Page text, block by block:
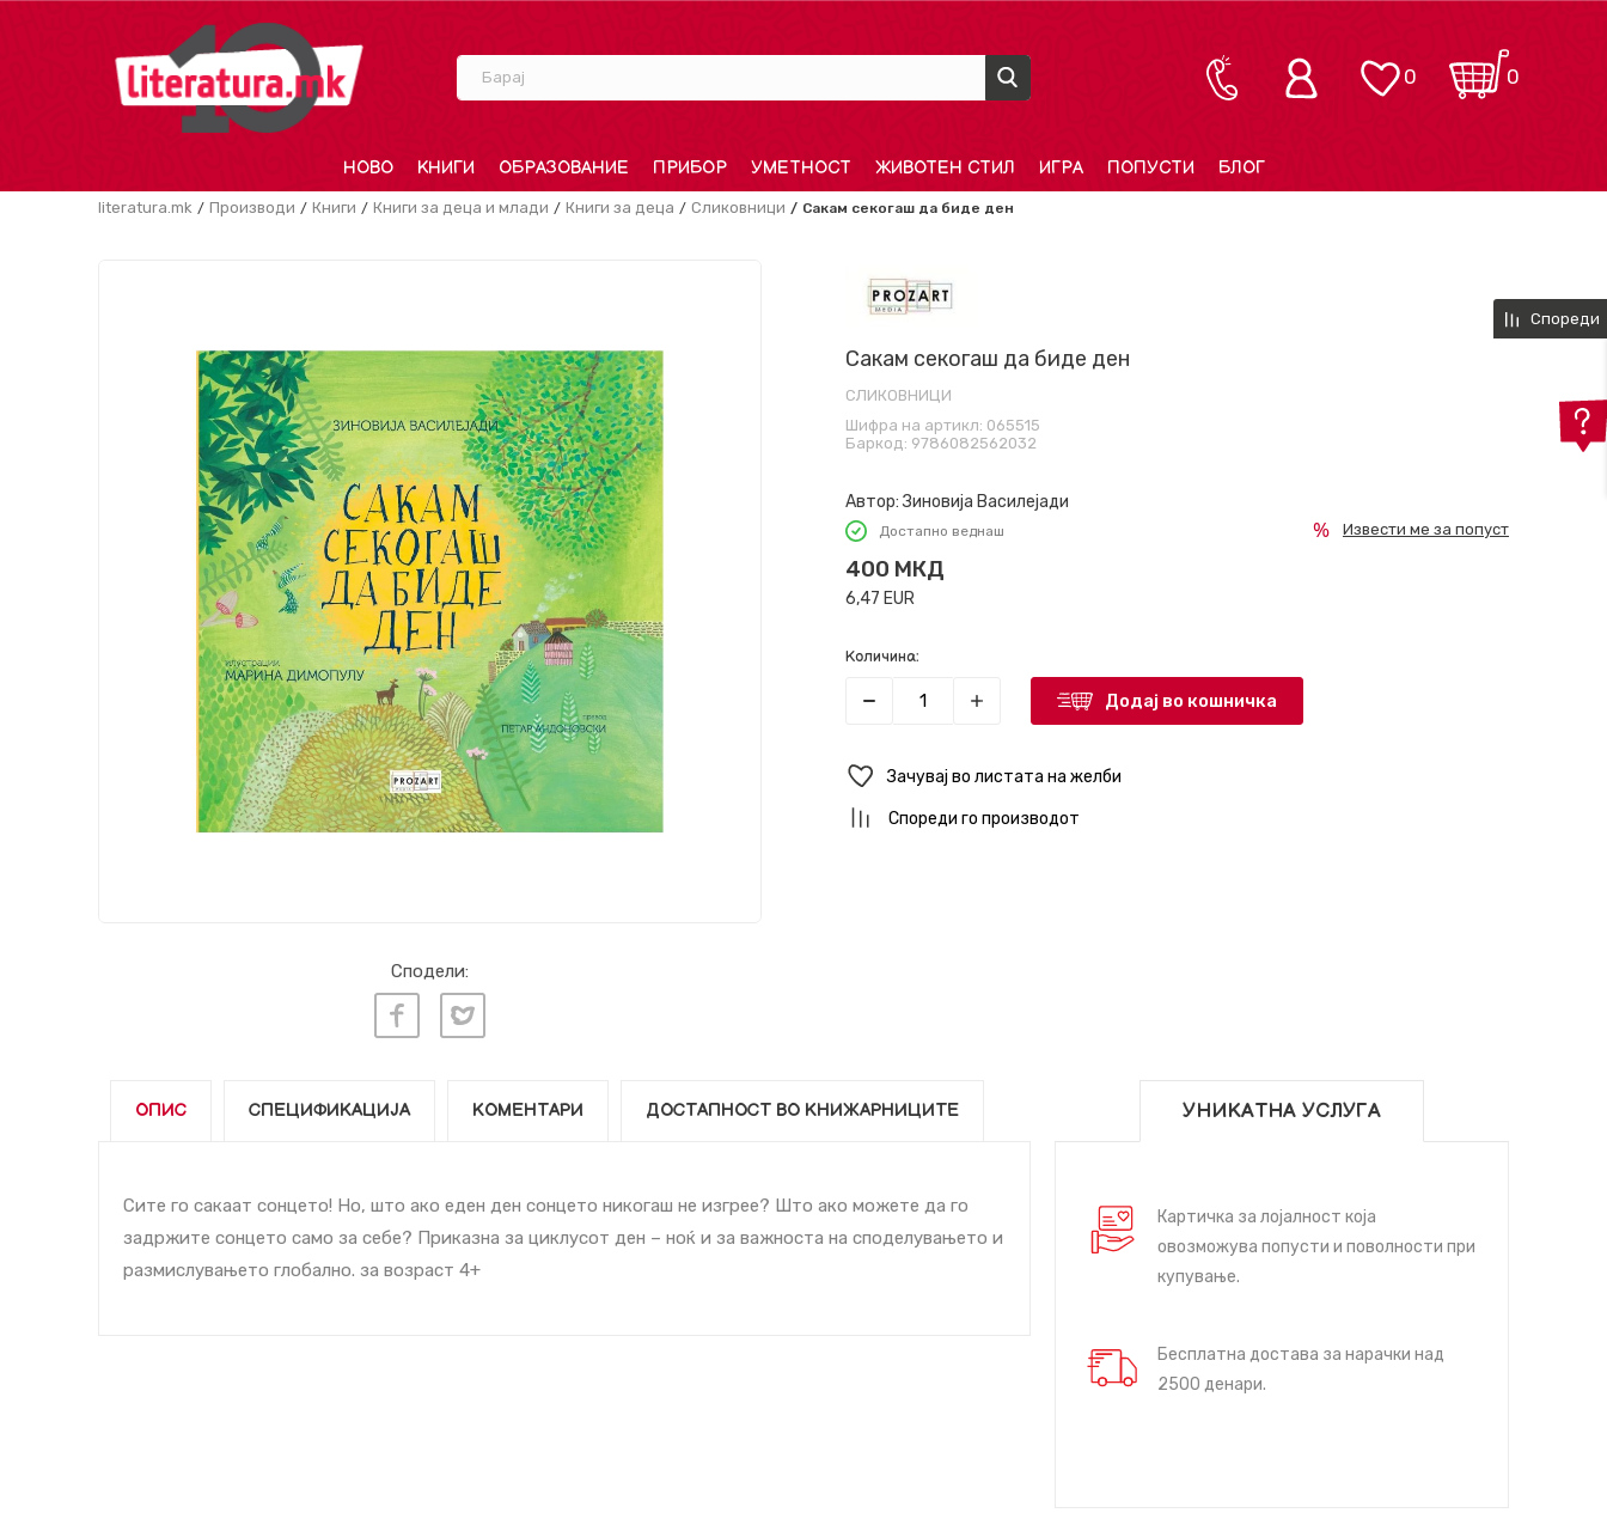
Барај 0
0
НОВО КНИГИ ОБРАЗОВАНИЕ ПРИБОР УМЕТНОСТ ЖИВОТЕН СТИЛ ИГРА ПОПУСТИ БЛОГ
literatura.mk Производи Книги Книги за деца и млади Книги за деца Сликовници Сакам секогаш да биде ден
Сподели:
Сакам секогаш да биде ден
СЛИКОВНИЦИ
Шифра на артикл: 065515
Баркод: 9786082562032
Автор: Зиновија Василејади
Достапно веднаш
400 МКД
6,47 EUR
Извести ме за попуст
Количина:
Додај во кошничка
Зачувај во листата на желби
Спореди го производот
ОПИС СПЕЦИФИКАЦИЈА КОМЕНТАРИ ДОСТАПНОСТ ВО КНИЖАРНИЦИТЕ
Сите го сакаат сонцето! Но, што ако еден ден сонцето никогаш не изгрее? Што ако можете да го
задржите сонцето само за себе? Приказна за циклусот ден – ноќ и за важноста на споделувањето и
размислувањето глобално. за возраст 4+
УНИКАТНА УСЛУГА
Картичка за лојалност која
овозможува попусти и поволности при
купување.
Бесплатна достава за нарачки над
2500 денари.
Спореди